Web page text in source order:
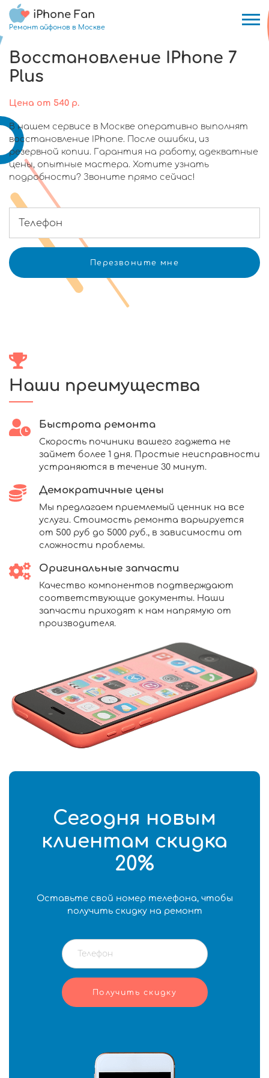
iPhone Fan
Ремонт айфонов в Москве
Восстановление IPhone 7
Plus
Цена от 540 р.
В нашем сервисе в Москве оперативно выполнят
восстановление IPhone. После ошибки, из
резервной копии. Гарантия на работу, адекватные
цены, опытные мастера. Хотите узнать
подробности? Звоните прямо сейчас!
Наши преимущества
Быстрота ремонта
Скорость починики вашего гаджета не
займет более 1 дня. Простые неисправности
устраняются в течение 30 минут.
Демократичные цены
Мы предлагаем приемлемый ценник на все
услуги. Стоимость ремонта варьируется
от 500 руб до 5000 руб., в зависимости от
сложности проблемы.
Оригинальные запчасти
Качество компонентов подтверждают
соответствующие документы. Наши
запчасти приходят к нам напрямую от
производителя.
Сегодня новым
клиентам скидка
20%
Оставьте свой номер телефона, чтобы
получить скидку на ремонт